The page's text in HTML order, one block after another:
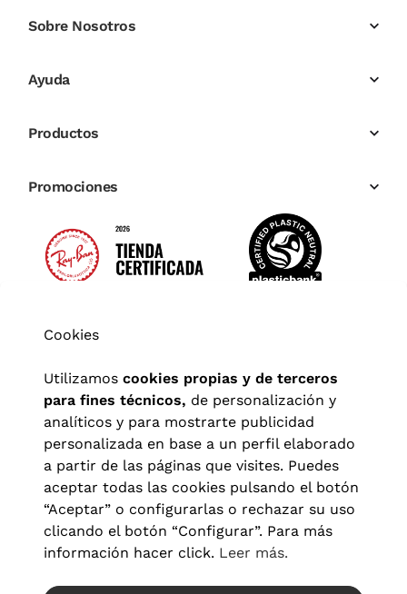
Sobre Nosotros
Ayuda
Productos
Promociones
Aviso legal| Política de privacidad Términos y condiciones
Política de cookies|Configuración de cookies
Cookies
Utilizamos cookies propias y de terceros
para fines técnicos, de personalización y
analíticos y para mostrarte publicidad
personalizada en base a un perfil elaborado
a partir de las páginas que visites. Puedes
aceptar todas las cookies pulsando el botón
“Aceptar” o configurarlas o rechazar su uso
clicando el botón “Configurar”. Para más
información hacer click. Leer más.